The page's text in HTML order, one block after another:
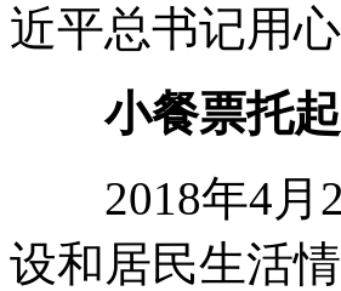
近平总书记用
小餐票托
2018年4月
设和居民生活